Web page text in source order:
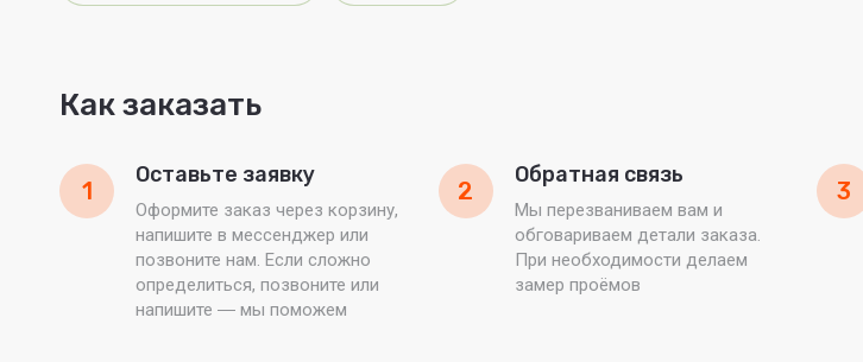
Как заказать
1
Оставьте заявку
Оформите заказ через корзину,
напишите в мессенджер или
позвоните нам. Если сложно
определиться, позвоните или
напишите ― мы поможем
2
Обратная связь
Мы перезваниваем вам и
обговариваем детали заказа.
При необходимости делаем
замер проёмов
3